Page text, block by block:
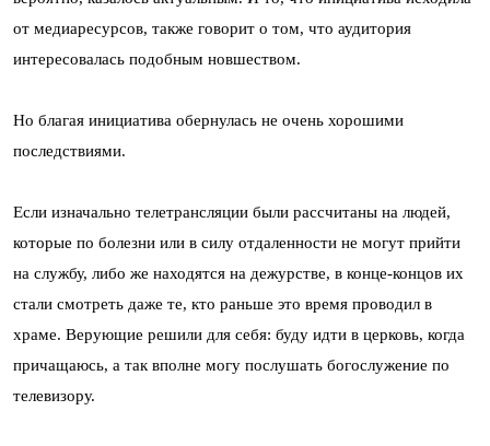
от медиаресурсов, также говорит о том, что аудитория
интересовалась подобным новшеством.
Но благая инициатива обернулась не очень хорошими
последствиями.
Если изначально телетрансляции были рассчитаны на людей,
которые по болезни или в силу отдаленности не могут прийти
на службу, либо же находятся на дежурстве, в конце-концов их
стали смотреть даже те, кто раньше это время проводил в
храме. Верующие решили для себя: буду идти в церковь, когда
причащаюсь, а так вполне могу послушать богослужение по
телевизору.